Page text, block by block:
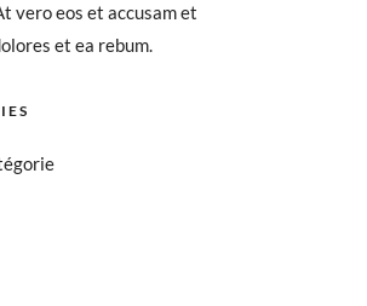
vero eos et accusam et
et ea rebum.